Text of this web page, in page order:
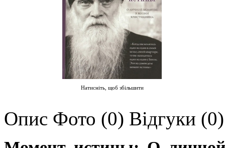
Натисніть, щоб збільшити
Опис Фото (0) Відгуки (0)